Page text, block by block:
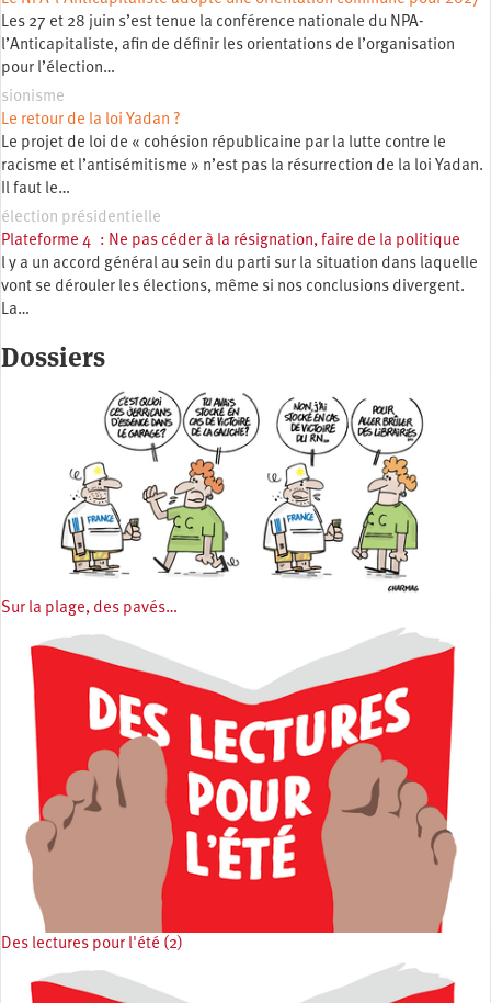
Les 27 et 28 juin s’est tenue la conférence nationale du NPA-
l’Anticapitaliste, afin de définir les orientations de l’organisation
pour l’élection…
sionisme
Le retour de la loi Yadan ?
Le projet de loi de « cohésion républicaine par la lutte contre le
racisme et l’antisémitisme » n’est pas la résurrection de la loi Yadan.
Il faut le…
élection présidentielle
Plateforme 4 : Ne pas céder à la résignation, faire de la politique
l y a un accord général au sein du parti sur la situation dans laquelle
vont se dérouler les élections, même si nos conclusions divergent.
La…
Dossiers
Sur la plage, des pavés…
Des lectures pour l'été (2)